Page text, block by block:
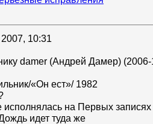
10:31
damer (Андрей Дамер)
«Он ест»/ 1982
на Первых записях
идет туда же